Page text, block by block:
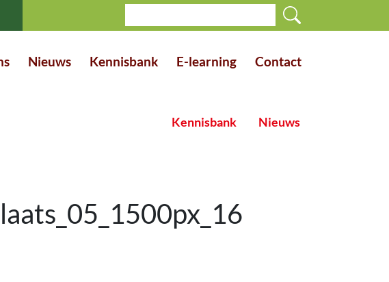
Nieuws Kennisbank E-learning Contact
Kennisbank Nieuws